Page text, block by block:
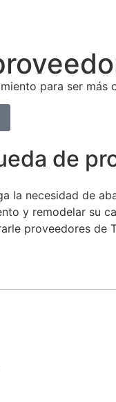
para ser más
de
la necesidad de
y remodelar su
proveedores de